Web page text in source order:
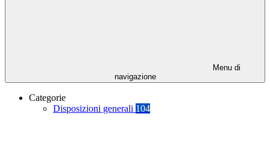
Menu di
navigazione
Categorie
Disposizioni generali 104